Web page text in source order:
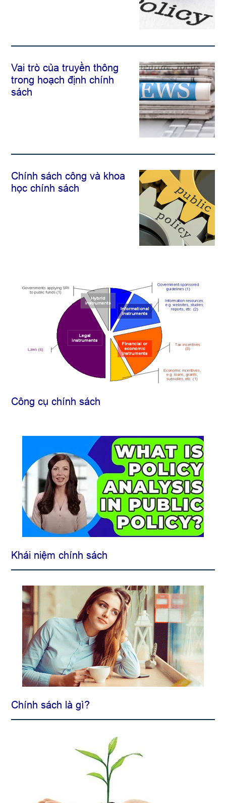
Vai trò của truyền thông
trong hoạch định chính
sách
Chính sách công và khoa
học chính sách
Công cụ chính sách
Khái niệm chính sách
Chính sách là gì?